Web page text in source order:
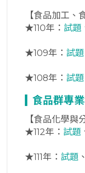
【食品加工、
★110年： 試題
★109年： 試題
★108年： 試題
食品群專
【食品化學與
★112年： 試題
★111年： 試題 、